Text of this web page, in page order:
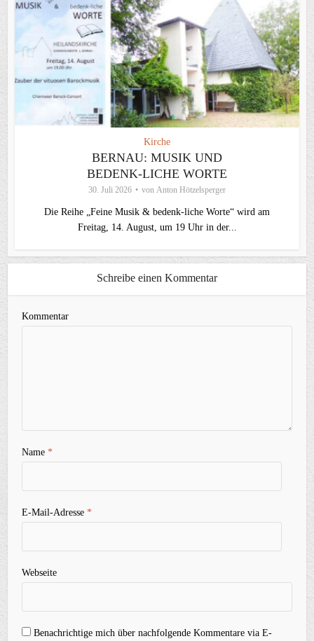
Kirche
BERNAU: MUSIK UND
BEDENK-LICHE WORTE
30. Juli 2026 von Anton Hötzelsperger
Die Reihe „Feine Musik & bedenk-liche Worte“ wird am
Freitag, 14. August, um 19 Uhr in der...
Schreibe einen Kommentar
Kommentar
Name*
E-Mail-Adresse*
Webseite
Benachrichtige mich über nachfolgende Kommentare via E-